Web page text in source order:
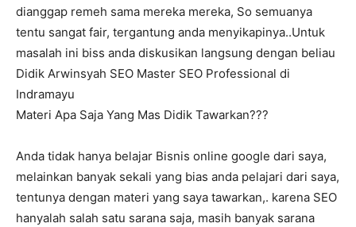
dianggap remeh sama mereka mereka, So semuanya
tentu sangat fair, tergantung anda menyikapinya..Untuk
masalah ini biss anda diskusikan langsung dengan beliau
Didik Arwinsyah SEO Master SEO Professional di
Indramayu
Materi Apa Saja Yang Mas Didik Tawarkan???
Anda tidak hanya belajar Bisnis online google dari saya,
melainkan banyak sekali yang bias anda pelajari dari saya,
tentunya dengan materi yang saya tawarkan,. karena SEO
hanyalah salah satu sarana saja, masih banyak sarana